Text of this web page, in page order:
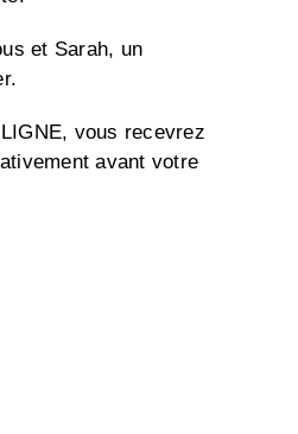
et Sarah, un
vous recevrez
avant votre